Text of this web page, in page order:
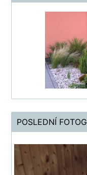
POSLEDNÍ